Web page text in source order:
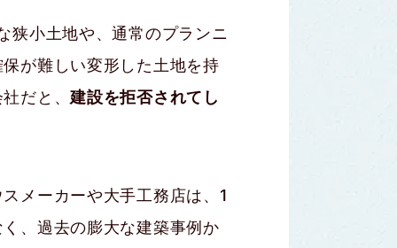
狭小土地や、通常のプランニ
が難しい変形した土地を持
だと、建設を拒否されてし
メーカーや大手工務店は、1
、過去の膨大な建築事例か